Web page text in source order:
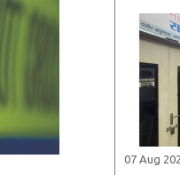
07 Aug